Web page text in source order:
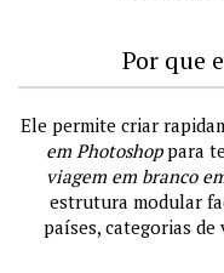
Por que
Ele permite criar
em Photoshoppara
viagem em branco
estrutura modular
países, categorias